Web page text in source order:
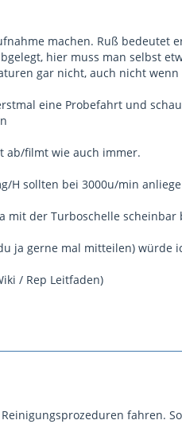
machen. Ruß bedeutet
hier muss man selbst
gar nicht, auch nicht
eine Probefahrt und
ab/filmt wie auch immer.
H sollten bei 3000u/min
mit der Turboschelle scheinbar
ja gerne mal mitteilen) würde
/ Rep Leitfaden)
fahren.